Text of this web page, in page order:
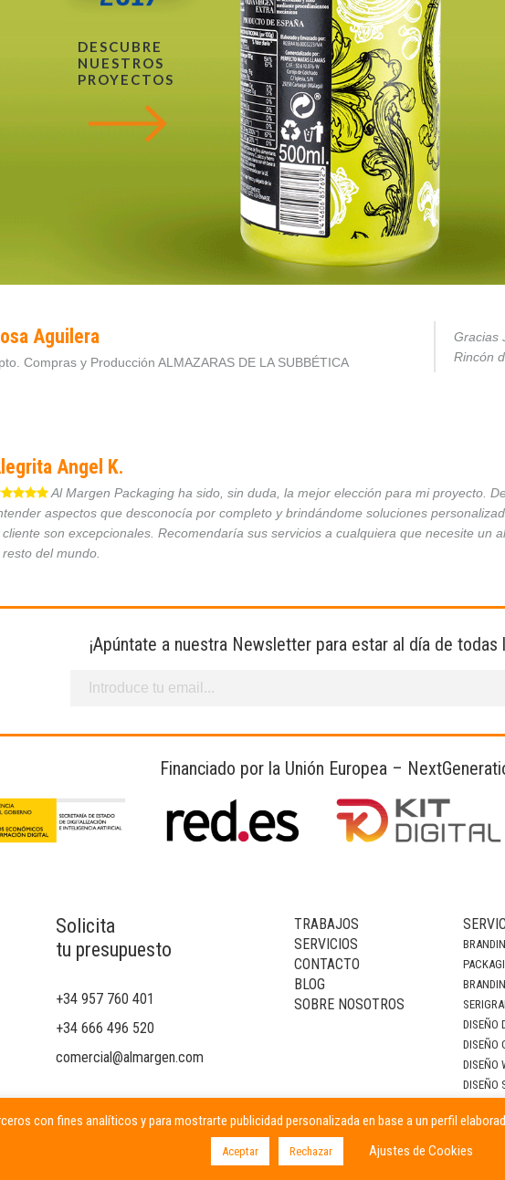
DESCUBRE
NUESTROS
PROYECTOS
Aguilera
Compras y Producción ALMAZARAS DE LA SUBBÉTICA
Gracias
Rincón
Angel K.
Al Margen Packaging ha sido, sin duda, la mejor elección para mi proyecto.
aspectos que desconocía por completo y brindándome soluciones
cliente son excepcionales. Recomendaría sus servicios a cualquiera que necesite un
resto del mundo.
¡Apúntate a nuestra Newsletter para estar al día de todas
Financiado por la Unión Europea –
Solicita
tu presupuesto
+34 957 760 401
+34 666 496 520
comercial@almargen.com
TRABAJOS
SERVICIOS
CONTACTO
BLOG
SOBRE NOSOTROS
DISEÑO
DISEÑO
DISEÑO
DISEÑO
con fines analíticos y para mostrarte publicidad personalizada en base a un perfil
Aceptar Rechazar Ajustes de Cookies